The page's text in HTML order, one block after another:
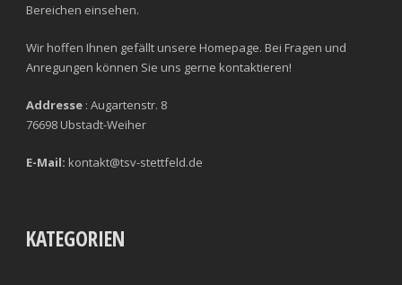
Bereichen einsehen.
Wir hoffen Ihnen gefällt unsere Homepage. Bei Fragen und
Anregungen können Sie uns gerne kontaktieren!
Addresse : Augartenstr. 8
76698 Ubstadt-Weiher
E-Mail: kontakt@tsv-stettfeld.de
KATEGORIEN